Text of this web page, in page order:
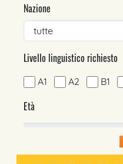
Nazione
Livello linguistico richiesto
A1 A2 B1
Età